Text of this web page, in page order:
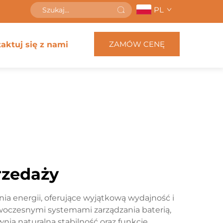
PL
się z nami ZAMÓW CENĘ
energii, oferujące wyjątkową wydajność i
systemami zarządzania baterią,